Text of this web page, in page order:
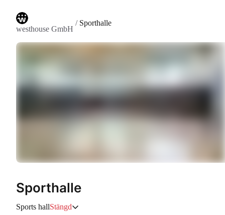
westhouse GmbH
/ Sporthalle
Sporthalle
Sports hallStängd